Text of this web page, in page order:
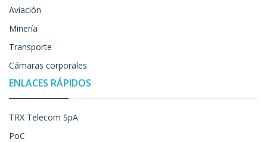
Aviación
Minería
Transporte
Cámaras corporales
ENLACES RÁPIDOS
TRX Telecom SpA
PoC